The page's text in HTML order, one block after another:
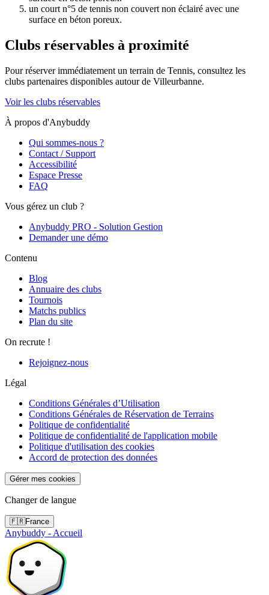
un court n°5 de tennis non couvert non éclairé avec une
surface en béton poreux.
Clubs réservables à proximité
Pour réserver immédiatement un terrain de Tennis, consultez les
clubs partenaires disponibles autour de Villeurbanne.
Voir les clubs réservables
À propos d'Anybuddy
Qui sommes-nous ?
Contact / Support
Accessibilité
Espace Presse
FAQ
Vous gérez un club ?
Anybuddy PRO - Solution Gestion
Demander une démo
Contenu
Blog
Annuaire des clubs
Tournois
Matchs publics
Plan du site
On recrute !
Rejoignez-nous
Légal
Conditions Générales d’Utilisation
Conditions Générales de Réservation de Terrains
Politique de confidentialité
Politique de confidentialité de l'application mobile
Politique d'utilisation des cookies
Accord de protection des données
Gérer mes cookies
Changer de langue
🇫🇷France
Anybuddy - Accueil